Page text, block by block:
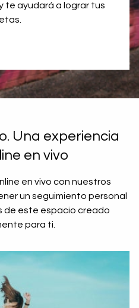
te ayudará a lograr tus
Una experiencia
en vivo
en vivo con nuestros
un seguimiento personal
de este espacio creado
para ti.